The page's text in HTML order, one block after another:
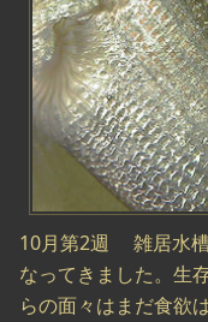
10月第2週 雑居水槽
なってきました。生
らの面々はまだ食欲